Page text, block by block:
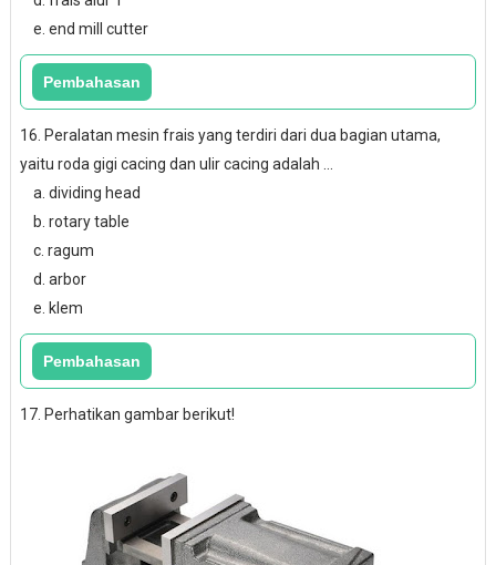
e. end mill cutter
16. Peralatan mesin frais yang terdiri dari dua bagian utama,
yaitu roda gigi cacing dan ulir cacing adalah ...
a. dividing head
b. rotary table
c. ragum
d. arbor
e. klem
17. Perhatikan gambar berikut!